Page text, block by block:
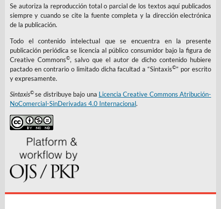
Se autoriza la reproducción total o parcial de los textos aquí publicados
siempre y cuando se cite la fuente completa y la dirección electrónica
de la publicación.
Todo el contenido intelectual que se encuentra en la presente
publicación periódica se licencia al público consumidor bajo la figura de
Creative Commons©, salvo que el autor de dicho contenido hubiere
pactado en contrario o limitado dicha facultad a “Sintaxis©” por escrito
y expresamente.
Sintaxis©se distribuye bajo una Licencia Creative Commons Atribución-
NoComercial-SinDerivadas 4.0 Internacional.